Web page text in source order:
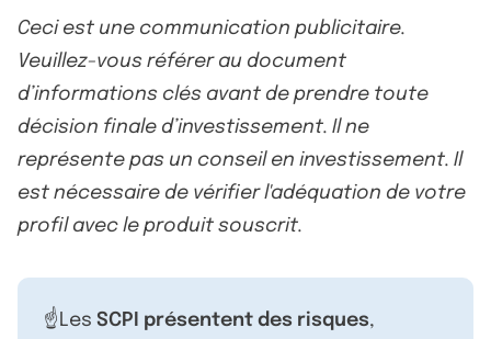
Ceci est une communication publicitaire.
Veuillez-vous référer au document
d’informations clés avant de prendre toute
décision finale d’investissement. Il ne
représente pas un conseil en investissement. Il
est nécessaire de vérifier l'adéquation de votre
profil avec le produit souscrit.
☝️Les SCPI présentent des risques,